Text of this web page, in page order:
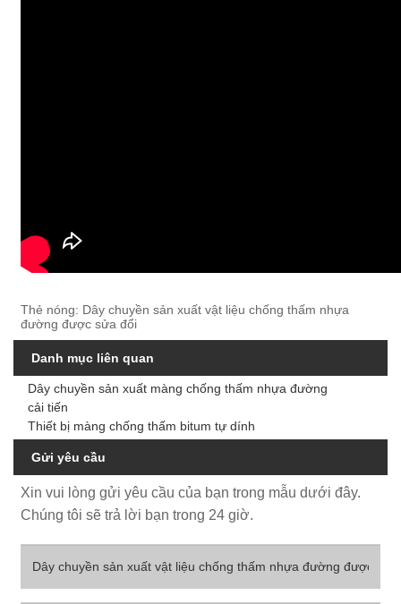
Thẻ nóng: Dây chuyền sản xuất vật liệu chống thấm nhựa
đường được sửa đổi
Danh mục liên quan
Dây chuyền sản xuất màng chống thấm nhựa đường
cải tiến
Thiết bị màng chống thấm bitum tự dính
Gửi yêu cầu
Xin vui lòng gửi yêu cầu của bạn trong mẫu dưới đây.
Chúng tôi sẽ trả lời bạn trong 24 giờ.